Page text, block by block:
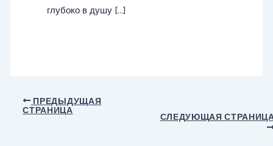
глубоко в душу […]
Навигация
ПРЕДЫДУЩАЯ
СТРАНИЦА
СЛЕДУЮЩАЯ